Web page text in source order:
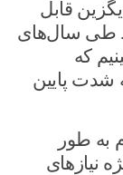
قابل
طی سال‌های
که
شدت پایین
به طور
نیاز‌های